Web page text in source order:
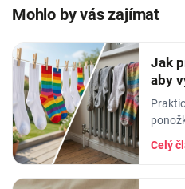
Mohlo by vás zajímat
Jak
aby
tak
Celý